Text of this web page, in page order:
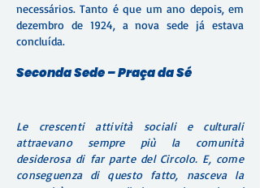
necessários. Tanto é que um ano depois, em
dezembro de 1924, a nova sede já estava
concluída.
Seconda Sede – Praça da Sé
Le crescenti attività sociali e culturali
attraevano sempre più la comunità
desiderosa di far parte del Circolo. E, come
conseguenza di questo fatto, nasceva la